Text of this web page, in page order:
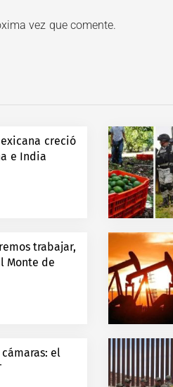
vez que comente.
creció
e India
trabajar,
Monte de
el